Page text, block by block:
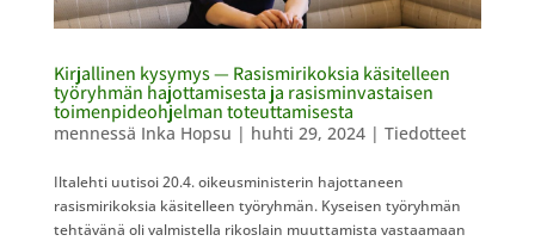
Kirjallinen kysymys — Rasismirikoksia käsitelleen
työryhmän hajottamisesta ja rasisminvastaisen
toimenpideohjelman toteuttamisesta
mennessä Inka Hopsu | huhti 29, 2024| Tiedotteet
Iltalehti uutisoi 20.4. oikeusministerin hajottaneen
rasismirikoksia käsitelleen työryhmän. Kyseisen työryhmän
tehtävänä oli valmistella rikoslain muuttamista vastaamaan